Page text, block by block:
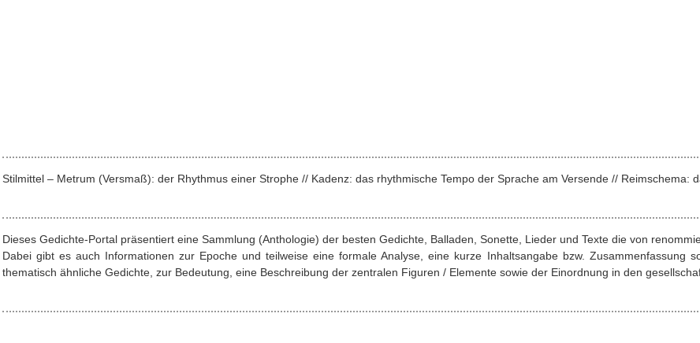
Stilmittel – Metrum (Versmaß): der Rhythmus einer Strophe // Kadenz: das rhythmische Tempo der Sprache am Versende // Reimschema:
Dieses Gedichte-Portal präsentiert eine Sammlung (Anthologie) der besten Gedichte, Balladen, Sonette, Lieder und Texte die von
Dabei gibt es auch Informationen zur Epoche und teilweise eine formale Analyse, eine kurze Inhaltsangabe bzw. Zusammenfassung
thematisch ähnliche Gedichte, zur Bedeutung, eine Beschreibung der zentralen Figuren / Elemente sowie der Einordnung in den